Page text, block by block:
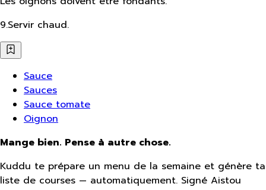
9.Servir chaud.
Sauce
Sauces
Sauce tomate
Oignon
Mange bien. Pense à autre chose.
Kuddu te prépare un menu de la semaine et génère ta
liste de courses — automatiquement. Signé Aistou